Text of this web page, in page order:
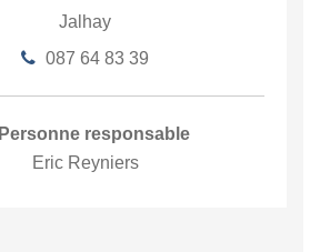
Jalhay
087 64 83 39
Personne responsable
Eric Reyniers